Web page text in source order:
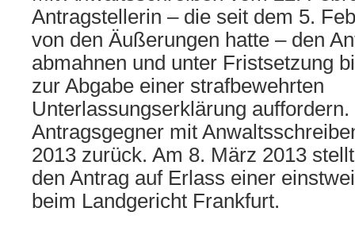
Antragstellerin – die seit dem 5.
von den Äußerungen hatte – den
abmahnen und unter Fristsetzung
zur Abgabe einer strafbewehrten
Unterlassungserklärung
Antragsgegner mit
2013 zurück. Am 8. März 2013
den Antrag auf Erlass einer
beim Landgericht Frankfurt.